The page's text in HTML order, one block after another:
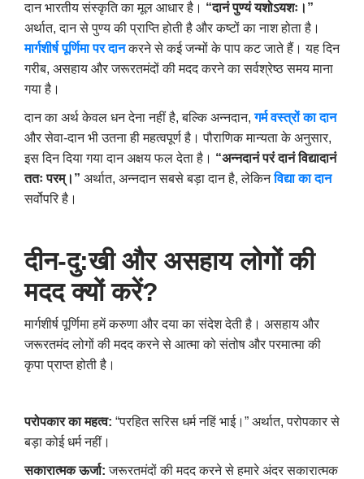
दान भारतीय संस्कृति का मूल आधार है। “दानं पुण्यं यशोऽयशः।”
अर्थात,दान से पुण्य की प्राप्ति होती है और कष्टों का नाश होता है।
मार्गशीर्ष पूर्णिमा पर दानकरने से कई जन्मों के पाप कट जाते हैं। यह दिन
गरीब, असहाय और जरूरतमंदों की मदद करने का सर्वश्रेष्ठ समय माना
गया है।
दान का अर्थ केवल धन देना नहीं है,बल्कि अन्नदान,गर्म वस्त्रों का दान
और सेवा-दान भी उतना ही महत्वपूर्ण है। पौराणिक मान्यता के अनुसार,
इस दिन दिया गया दान अक्षय फल देता है। “अन्नदानं परं दानं विद्यादानं
ततः परम्।” अर्थात, अन्नदान सबसे बड़ा दान है,लेकिनविद्या का दान
सर्वोपरि है।
दीन-दु:खी और असहाय लोगों की
मदद क्यों करें?
मार्गशीर्ष पूर्णिमा हमें करुणा और दया का संदेश देती है। असहाय और
जरूरतमंद लोगों की मदद करने से आत्मा को संतोष और परमात्मा की
कृपा प्राप्त होती है।
परोपकार का महत्व: “परहित सरिस धर्म नहिं भाई।” अर्थात,परोपकार से
बड़ा कोई धर्म नहीं।
सकारात्मक ऊर्जा: जरूरतमंदों की मदद करने से हमारे अंदर सकारात्मक